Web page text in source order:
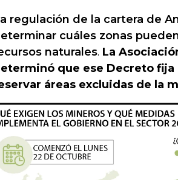
regulación de la cartera de
cuáles zonas
naturales. La
que ese Decreto
áreas excluidas de la